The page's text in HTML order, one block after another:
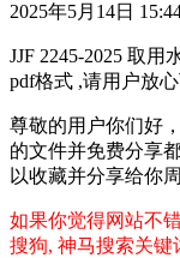
2025年5月14日
JJF 2245-2025 取
pdf格式 ,请用户放
尊敬的用户你们好
的文件并免费分享
以收藏并分享给你
如果你觉得网站不
搜狗, 神马搜索关键